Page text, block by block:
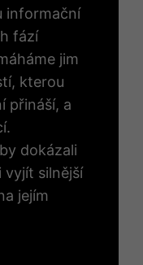
informační
fází
jim
kterou
přináší, a
dokázali
silnější
jejím